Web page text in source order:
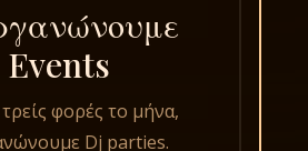
Events
φορές το μήνα,
Dj parties.